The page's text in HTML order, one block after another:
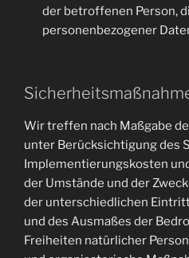
der betroffenen Person,
personenbezogener
Wir treffen nach Maßgabe
unter Berücksichtigung des
Implementierungskosten
der Umstände und der
der unterschiedlichen
und des Ausmaßes der
Freiheiten natürlicher